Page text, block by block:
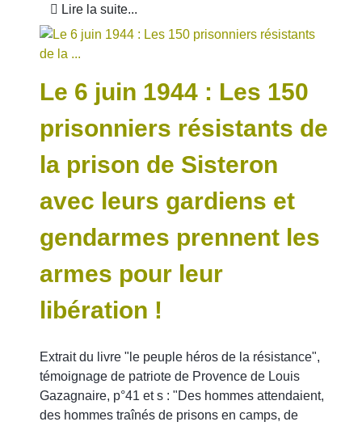
Lire la suite...
Le 6 juin 1944 : Les 150
prisonniers résistants de
la prison de Sisteron
avec leurs gardiens et
gendarmes prennent les
armes pour leur
libération !
Extrait du livre "le peuple héros de la résistance",
témoignage de patriote de Provence de Louis
Gazagnaire, p°41 et s : "Des hommes attendaient,
des hommes traînés de prisons en camps, de